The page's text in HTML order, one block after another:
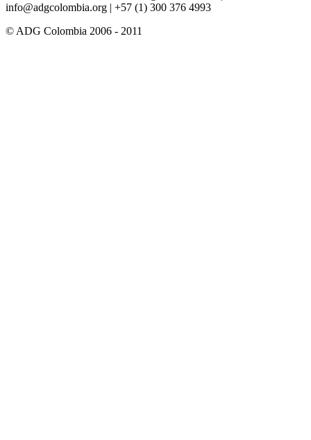
info@adgcolombia.org | +57 (1) 300 376 4993
© ADG Colombia 2006 - 2011